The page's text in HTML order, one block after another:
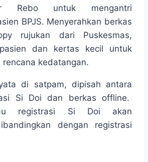
Rebo untuk mengantri
BPJS. Menyerahkan berkas
rujukan dari Puskesmas,
dan kertas kecil untuk
kedatangan.
di satpam, dipisah antara
Si Doi dan berkas offline.
registrasi Si Doi akan
dengan registrasi